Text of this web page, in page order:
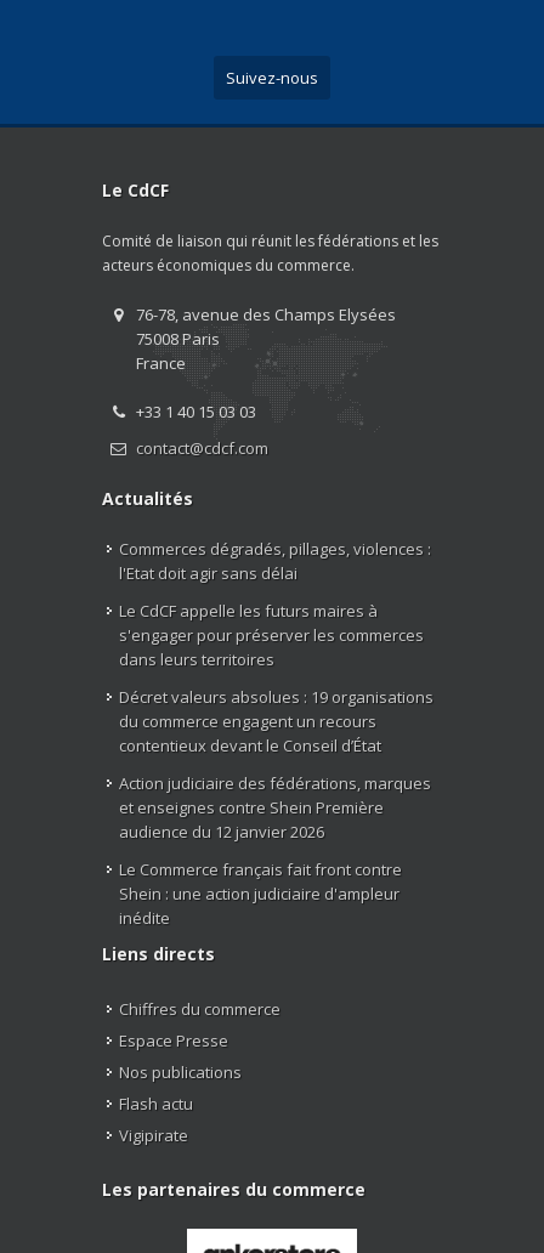
Suivez-nous
Le CdCF
Comité de liaison qui réunit les fédérations et les
acteurs économiques du commerce.
76-78, avenue des Champs Elysées
75008 Paris
France
+33 1 40 15 03 03
contact@cdcf.com
Actualités
Commerces dégradés, pillages, violences :
l'Etat doit agir sans délai
Le CdCF appelle les futurs maires à
s'engager pour préserver les commerces
dans leurs territoires
Décret valeurs absolues : 19 organisations
du commerce engagent un recours
contentieux devant le Conseil d’État
Action judiciaire des fédérations, marques
et enseignes contre Shein Première
audience du 12 janvier 2026
Le Commerce français fait front contre
Shein : une action judiciaire d'ampleur
inédite
Liens directs
Chiffres du commerce
Espace Presse
Nos publications
Flash actu
Vigipirate
Les partenaires du commerce